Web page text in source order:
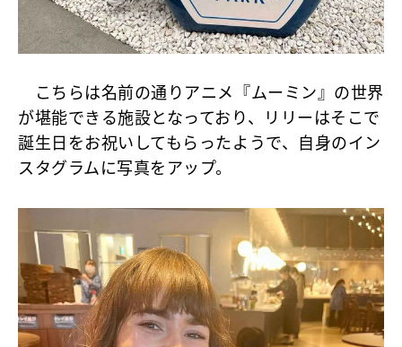
こちらは名前の通りアニメ『ムーミン』の世界
が堪能できる施設となっており、リリーはそこで
誕生日をお祝いしてもらったようで、自身のイン
スタグラムに写真をアップ。